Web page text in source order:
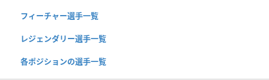
フィーチャー選手一覧
レジェンダリー選手一覧
各ポジションの選手一覧